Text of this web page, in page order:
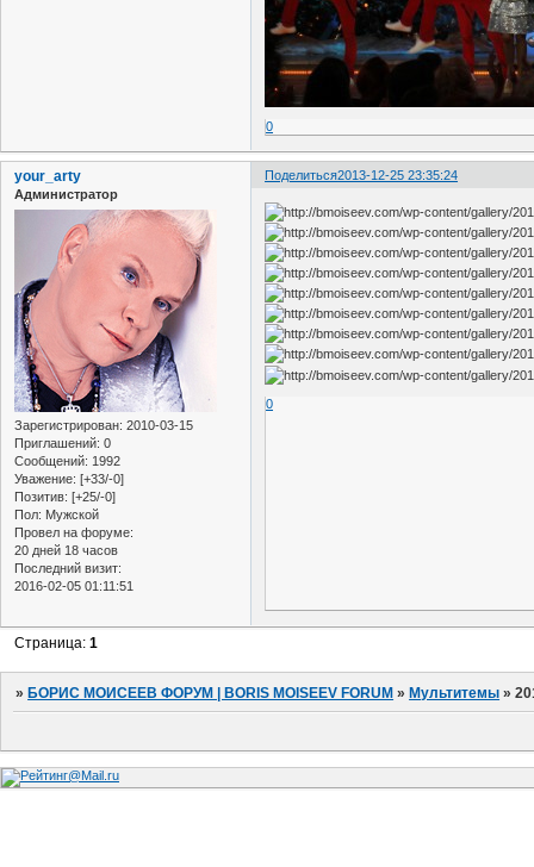
0
Поделиться2013-12-25 23:35:24
your_arty
Администратор
Зарегистрирован: 2010-03-15
Приглашений: 0
Сообщений: 1992
Уважение: [+33/-0]
Позитив: [+25/-0]
Пол: Мужской
Провел на форуме:
20 дней 18 часов
Последний визит:
2016-02-05 01:11:51
0
Страница:1
» БОРИС МОИСЕЕВ ФОРУМ | BORIS MOISEEV FORUM » Мультитемы »